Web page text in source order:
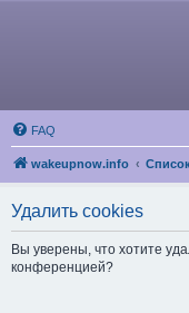
FAQ
wakeupnow.info
Удалить cookies
Вы уверены, что хотите
конференцией?